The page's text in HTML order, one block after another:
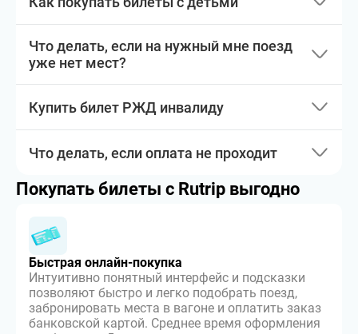
Что делать, если на нужный мне поезд
уже нет мест?
Купить билет РЖД инвалиду
Что делать, если оплата не проходит
Покупать билеты с Rutrip выгодно
Быстрая онлайн-покупка
Интуитивно понятный интерфейс и подсказки
позволяют быстро и легко подобрать поезд,
забронировать места в вагоне и оплатить заказ
банковской картой. Среднее время оформления